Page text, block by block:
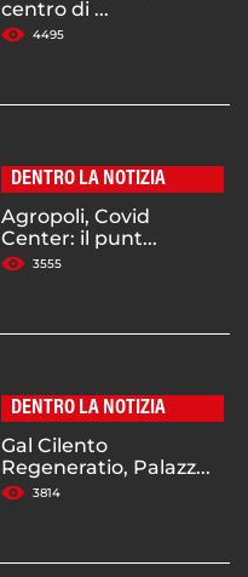
centro di ...
4495
DENTRO LA NOTIZIA
Agropoli, Covid
Center: il punt...
3555
DENTRO LA NOTIZIA
Gal Cilento
Regeneratio, Palazz...
3814